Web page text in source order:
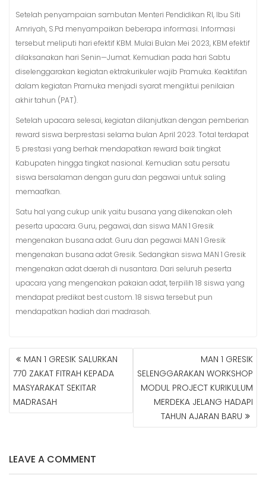
Setelah penyampaian sambutan Menteri Pendidikan RI, Ibu Siti
Amriyah, S.Pd menyampaikan beberapa informasi. Informasi
tersebut meliputi hari efektif KBM. Mulai Bulan Mei 2023, KBM efektif
dilaksanakan hari Senin—Jumat. Kemudian pada hari Sabtu
diselenggarakan kegiatan ektrakurikuler wajib Pramuka. Keaktifan
dalam kegiatan Pramuka menjadi syarat mengiktui penilaian
akhir tahun (PAT).
Setelah upacara selesai, kegiatan dilanjutkan dengan pemberian
reward siswa berprestasi selama bulan April 2023. Total terdapat
5 prestasi yang berhak mendapatkan reward baik tingkat
Kabupaten hingga tingkat nasional. Kemudian satu persatu
siswa bersalaman dengan guru dan pegawai untuk saling
memaafkan.
Satu hal yang cukup unik yaitu busana yang dikenakan oleh
peserta upacara. Guru, pegawai, dan siswa MAN 1 Gresik
mengenakan busana adat. Guru dan pegawai MAN 1 Gresik
mengenakan busana adat Gresik. Sedangkan siswa MAN 1 Gresik
mengenakan adat daerah di nusantara. Dari seluruh peserta
upacara yang mengenakan pakaian adat, terpilih 18 siswa yang
mendapat predikat best custom. 18 siswa tersebut pun
mendapatkan hadiah dari madrasah.
N
A
V
G
I
P
MAN 1 GRESIK SALURKAN
770 ZAKAT FITRAH KEPADA
MASYARAKAT SEKITAR
MADRASAH
MAN 1 GRESIK
SELENGGARAKAN WORKSHOP
MODUL PROJECT KURIKULUM
MERDEKA JELANG HADAPI
TAHUN AJARAN BARU
LEAVE A COMMENT